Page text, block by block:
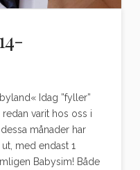
Idag ”fyller”
redan varit hos oss i
månader har
med endast 1
Babysim! Både